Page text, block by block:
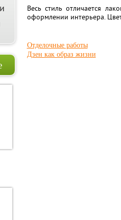
Весь стиль отличается
оформлении интерьера.
Отделочные работы
Дзен как образ жизни